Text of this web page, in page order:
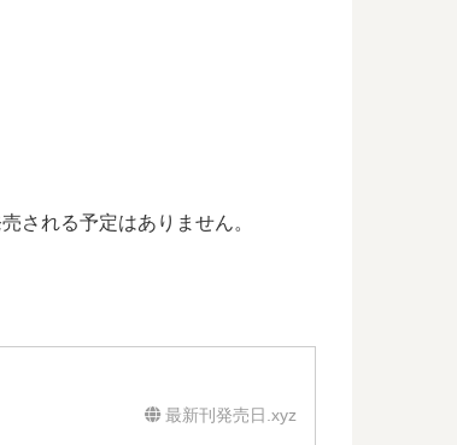
される予定はありません。
最新刊発売日.xyz